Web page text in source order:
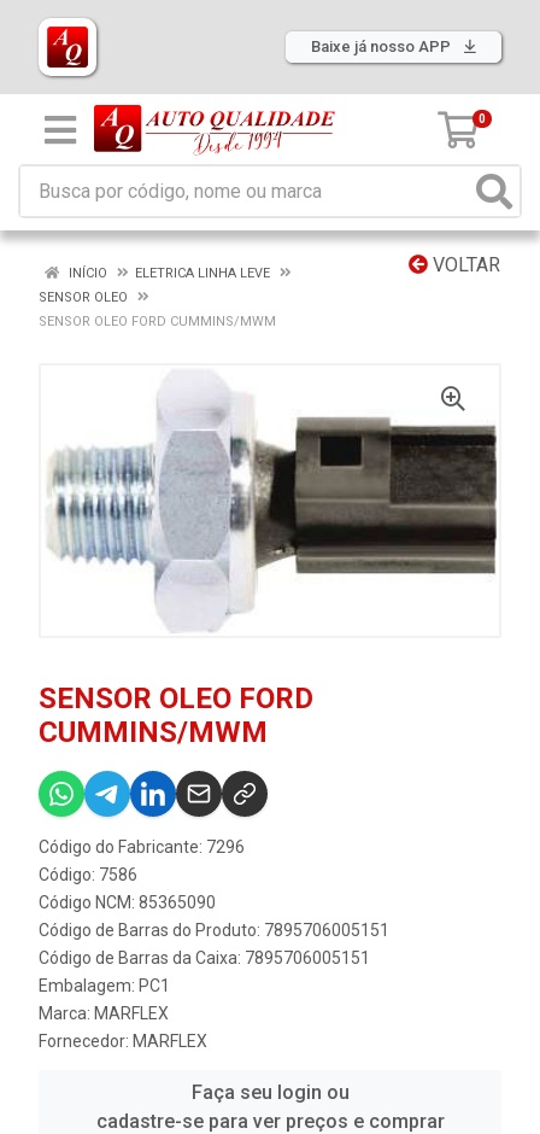
Baixe já nosso APP
0
VOLTAR
INÍCIO
ELETRICA LINHA LEVE
SENSOR OLEO
SENSOR OLEO FORD CUMMINS/MWM
SENSOR OLEO FORD
CUMMINS/MWM
Código do Fabricante: 7296
Código: 7586
Código NCM: 85365090
Código de Barras do Produto: 7895706005151
Código de Barras da Caixa: 7895706005151
Embalagem: PC1
Marca: MARFLEX
Fornecedor: MARFLEX
Faça seu login ou
cadastre-se para ver preços e comprar